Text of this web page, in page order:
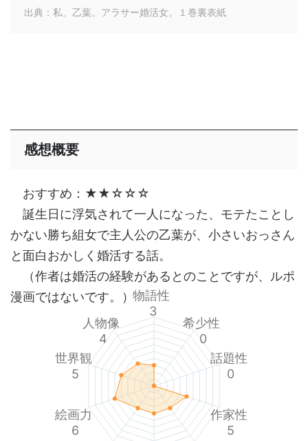
出典：私、乙葉。アラサー婚活女。１巻裏表紙
感想概要
おすすめ：★★☆☆☆
誕生日に浮気されて一人になった、モテたことし
かない勝ち組女で主人公の乙葉が、小さいおっさん
と面白おかしく婚活する話。
（作者は婚活の経験があるとのことですが、ルポ
漫画ではないです。）物語性
3
人物像
4
世界観
5
絵画力
6
作家性
5
話題性
0
希少性
0